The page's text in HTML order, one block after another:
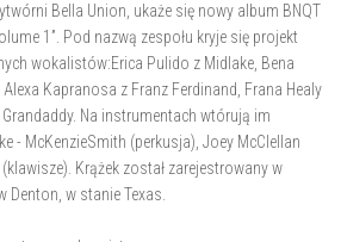
Bella Union, ukaże się nowy album BNQT
1”. Pod nazwą zespołu kryje się projekt
wokalistów:Erica Pulido z Midlake, Bena
Kapranosa z Franz Ferdinand, Frana Healy
Na instrumentach wtórują im
- McKenzieSmith (perkusja), Joey McClellan
Krążek został zarejestrowany w
Denton, w stanie Texas.